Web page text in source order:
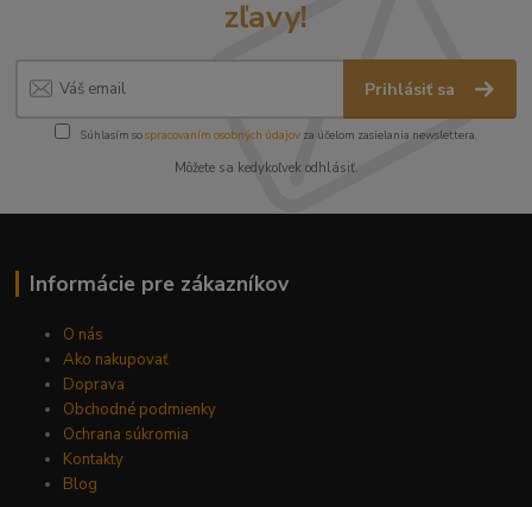
zľavy!
Prihlásiť sa
Súhlasím sospracovaním osobných údajov za účelom zasielania newslettera.
Môžete sa kedykoľvek odhlásiť.
Informácie pre zákazníkov
O nás
Ako nakupovať
Doprava
Obchodné podmienky
Ochrana súkromia
Kontakty
Blog